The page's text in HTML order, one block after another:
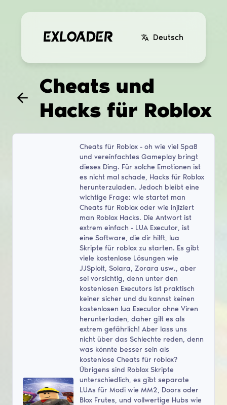
Deutsch
Cheats und
Hacks für Roblox
Cheats für Roblox - oh wie viel Spaß
und vereinfachtes Gameplay bringt
dieses Ding. Für solche Emotionen ist
es nicht mal schade, Hacks für Roblox
herunterzuladen. Jedoch bleibt eine
wichtige Frage: wie startet man
Cheats für Roblox oder wie injiziert
man Roblox Hacks. Die Antwort ist
extrem einfach - LUA Executor, ist
eine Software, die dir hilft, lua
Skripte für roblox zu starten. Es gibt
viele kostenlose Lösungen wie
JJSploit, Solara, Zorara usw., aber
sei vorsichtig, denn unter den
kostenlosen Executors ist praktisch
keiner sicher und du kannst keinen
kostenlosen lua Executor ohne Viren
herunterladen, daher gilt es als
extrem gefährlich! Aber lass uns
nicht über das Schlechte reden, denn
was könnte besser sein als
kostenlose Cheats für roblox?
Übrigens sind Roblox Skripte
unterschiedlich, es gibt separate
LUAs für Modi wie MM2, Doors oder
Blox Frutes, und vollwertige Hubs wie